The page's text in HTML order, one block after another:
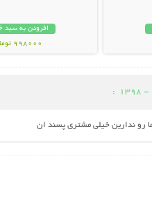
افزودن به سبد
998000 تومان
:
رو ندارین خیلی مشتری پسند ان